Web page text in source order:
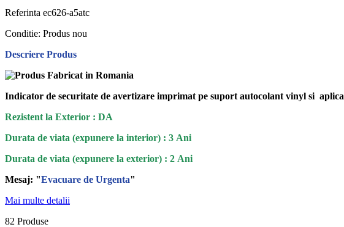
Referinta ec626-a5atc
Conditie: Produs nou
Descriere Produs
Indicator de securitate de avertizare imprimat pe suport autocolant vinyl si
Rezistent la Exterior : DA
Durata de viata (expunere la interior) : 3 Ani
Durata de viata (expunere la exterior) : 2 Ani
Mesaj: "Evacuare de Urgenta"
Mai multe detalii
82 Produse